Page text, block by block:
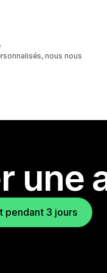
nous nous
une
pendant 3 jours